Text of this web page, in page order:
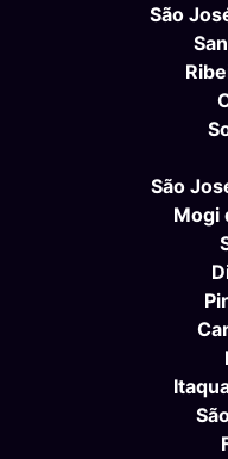
São
São
Mogi